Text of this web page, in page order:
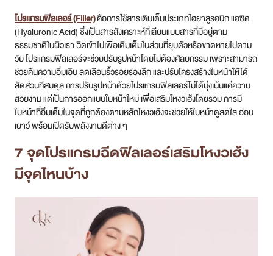
สาขา Stadium One
สาขา Asoke
สาขา MRT สุทธิสาร
สาขา เซ็นทรัลปิ่นเกล้า
สาขา บางนา
สาขา CDC
สาขา นครปฐม
ไทย
โปรแกรมฟิลเลอร์ (Filler)คือการใช้สารเติมเต็มประเภทไฮยาลูรอนิก แอซิด
(Hyaluronic Acid) ซึ่งเป็นสารสังเคราะห์ที่เลียนแบบสารที่มีอยู่ตาม
ธรรมชาติในผิวเรา ฉีดเข้าไปเพื่อเติมเต็มในส่วนที่ยุบตัวหรือขาดหายไปตาม
วัย โปรแกรมฟิลเลอร์จะช่วยปรับรูปหน้าโดยไม่ต้องศัลยกรรม เพราะสามารถ
ช่วยคืนความอิ่มเอิบ ลดเลือนริ้วรอยร่องลึก และปรับโครงสร้างใบหน้าให้ได้
สัดส่วนที่สมดุล การปรับรูปหน้าด้วยโปรแกรมฟิลเลอร์ไม่ได้มุ่งเน้นแค่ความ
สวยงาม แต่เป็นการออกแบบใบหน้าใหม่ เพื่อเสริมโหงวเฮ้งโดยรวม การมี
ใบหน้าที่อิ่มเต็มในจุดที่ถูกต้องตามหลักโหงวเฮ้งจะช่วยให้ใบหน้าดูสดใส อ่อน
เยาว์ พร้อมเปิดรับพลังงานดีต่าง ๆ
7 จุดโปรแกรมฉีดฟิลเลอร์เสริมโหงวเฮ้ง
มีจุดไหนบ้าง